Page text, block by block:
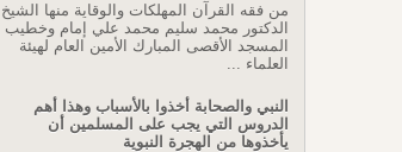
من فقه القرآن المهلكات والوقاية منها الشيخ
الدكتور محمد سليم محمد علي إمام وخطيب
المسجد الأقصى المبارك الأمين العام لهيئة
العلماء ...
النبي والصحابة أخذوا بالأسباب وهذا أهم
الدروس التي يجب على المسلمين أن
يأخذوها من الهجرة النبوية